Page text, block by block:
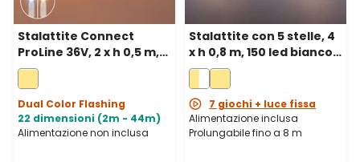
Stalattite Connect
ProLine 36V, 2 x h 0,5 m,
80 maxiled bianco caldo,
cavo trasparente,
prolungabile
Dual Color Flashing
22 dimensioni (2m - 44m)
Alimentazione non inclusa
Stalattite con 5 stelle, 4
x h 0,8 m, 150 led bianco
caldo e bianco freddo,
prolungabile
7 giochi + luce fissa
Alimentazione inclusa
Prolungabile fino a 8 m